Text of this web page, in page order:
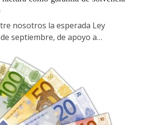
nosotros la esperada Ley
septiembre, de apoyo a…